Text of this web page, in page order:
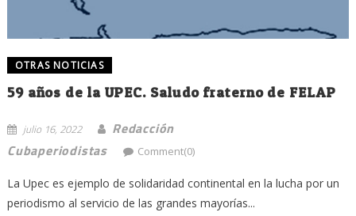
OTRAS NOTICIAS
59 años de la UPEC. Saludo fraterno de FELAP
julio 16, 2022
Redacción
Cubaperiodistas
Comment(0)
La Upec es ejemplo de solidaridad continental en la lucha por un
periodismo al servicio de las grandes mayorías...